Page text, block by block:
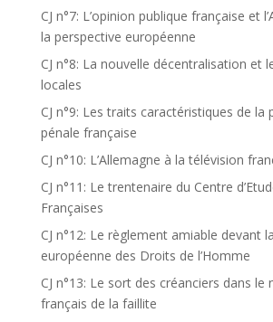
CJ n°7: L’opinion publique française et
la perspective européenne
CJ n°8: La nouvelle décentralisation et
locales
CJ n°9: Les traits caractéristiques de la
pénale française
CJ n°10: L’Allemagne à la télévision
CJ n°11: Le trentenaire du Centre
Françaises
CJ n°12: Le règlement amiable devant
européenne des Droits de l’Homme
CJ n°13: Le sort des créanciers dans le
français de la faillite